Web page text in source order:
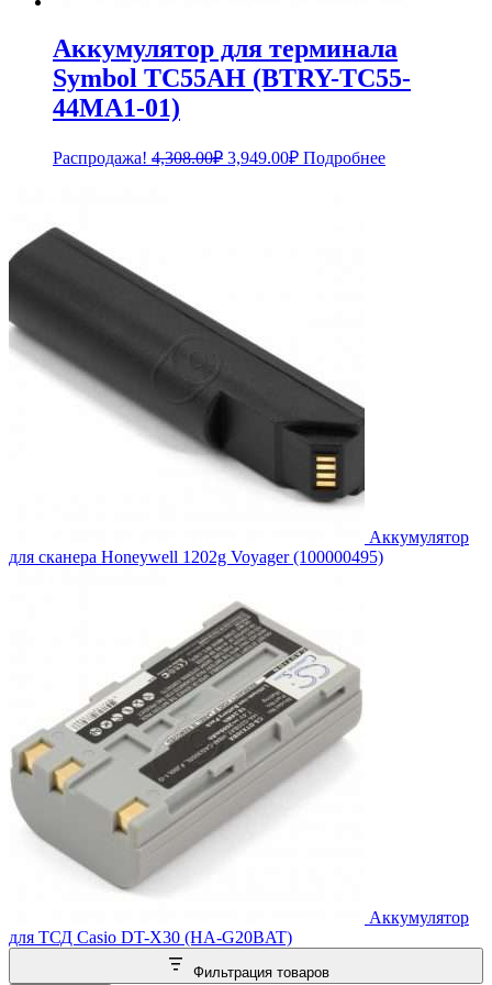
Аккумулятор для терминала
Symbol TC55AH (BTRY-TC55-
44MA1-01)
Распродажа! 4,308.00₽ Первоначальная
3,949.00₽Текущая
цена:
Подробнее
Аккумулятор
для сканера Honeywell 1202g Voyager (100000495)
Аккумулятор
для ТСД Casio DT-X30 (HA-G20BAT)
Фильтрация товаров